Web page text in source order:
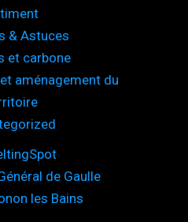
& Astuces
et carbone
aménagement du
de Gaulle
les Bains